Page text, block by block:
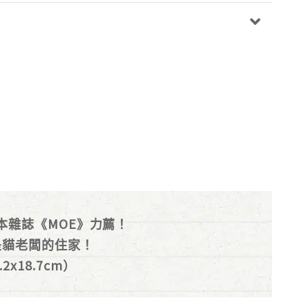
誌《MOE》力薦！
老闆的住家！
）